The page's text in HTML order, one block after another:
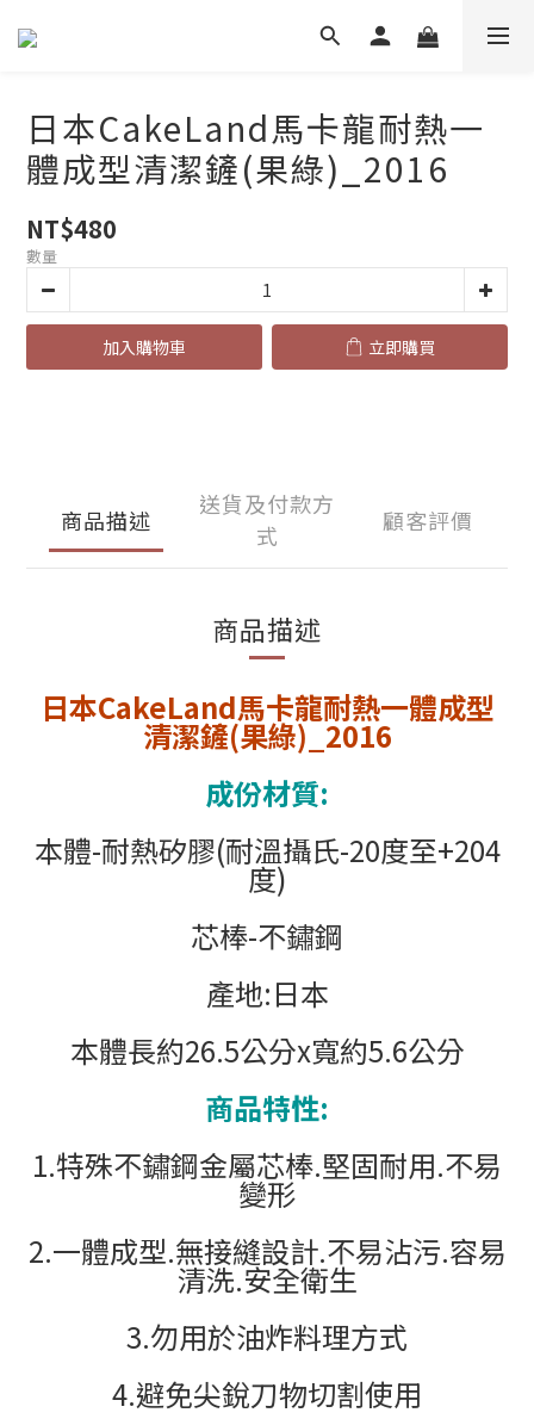
日本CakeLand馬卡龍耐熱一
體成型清潔鏟(果綠)_2016
NT$480
數量
加入購物車 立即購買
商品描述
送貨及付款方
式
顧客評價
商品描述
日本CakeLand馬卡龍耐熱一體成型
清潔鏟(果綠)_2016
成份材質:
本體-耐熱矽膠(耐溫攝氏-20度至+204
度)
芯棒-不鏽鋼
產地:日本
本體長約26.5公分x寬約5.6公分
商品特性:
1.特殊不鏽鋼金屬芯棒.堅固耐用.不易
變形
2.一體成型.無接縫設計.不易沾污.容易
清洗.安全衛生
3.勿用於油炸料理方式
4.避免尖銳刀物切割使用